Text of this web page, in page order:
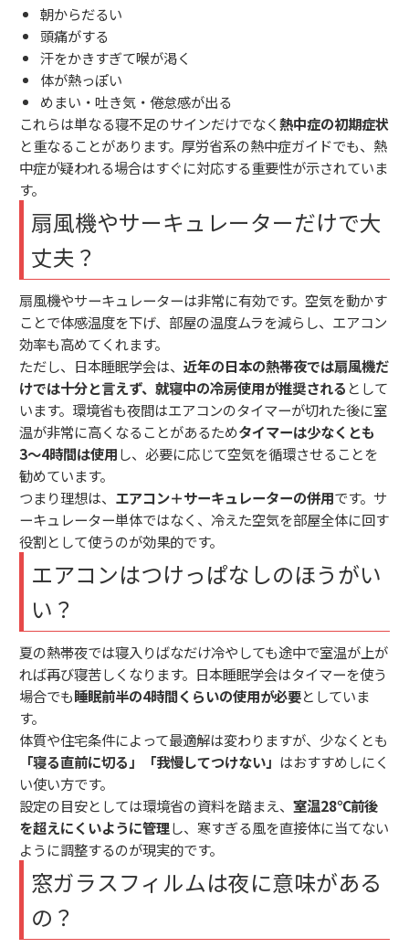
朝からだるい
頭痛がする
汗をかきすぎて喉が渇く
体が熱っぽい
めまい・吐き気・倦怠感が出る
これらは単なる寝不足のサインだけでなく熱中症の初期症状
と重なることがあります。厚労省系の熱中症ガイドでも、熱
中症が疑われる場合はすぐに対応する重要性が示されていま
す。
扇風機やサーキュレーターだけで大
丈夫？
扇風機やサーキュレーターは非常に有効です。空気を動かす
ことで体感温度を下げ、部屋の温度ムラを減らし、エアコン
効率も高めてくれます。
ただし、日本睡眠学会は、 近年の日本の熱帯夜では扇風機だ
けでは十分と言えず、就寝中の冷房使用が推奨される として
います。環境省も夜間はエアコンのタイマーが切れた後に室
温が非常に高くなることがあるためタイマーは少なくとも
3〜4時間は使用し、必要に応じて空気を循環させることを
勧めています。
つまり理想は、 エアコン＋サーキュレーターの併用です。サ
ーキュレーター単体ではなく、冷えた空気を部屋全体に回す
役割として使うのが効果的です。
エアコンはつけっぱなしのほうがい
い？
夏の熱帯夜では寝入りばなだけ冷やしても途中で室温が上が
れば再び寝苦しくなります。日本睡眠学会はタイマーを使う
場合でも睡眠前半の4時間くらいの使用が必要としていま
す。
体質や住宅条件によって最適解は変わりますが、少なくとも
「寝る直前に切る」「我慢してつけない」 はおすすめしにく
い使い方です。
設定の目安としては環境省の資料を踏まえ、 室温28℃前後
を超えにくいように管理し、寒すぎる風を直接体に当てない
ように調整するのが現実的です。
窓ガラスフィルムは夜に意味がある
の？